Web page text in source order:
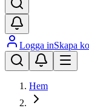
Logga inSkapa
Hem